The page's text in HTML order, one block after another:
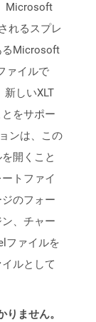
Microsoft
れるスプレ
るMicrosoft
ァイルで
しいXLT
をサポー
ンは、この
開くこと
トファイ
のフォー
、チャー
ファイルを
ルとして
ません。